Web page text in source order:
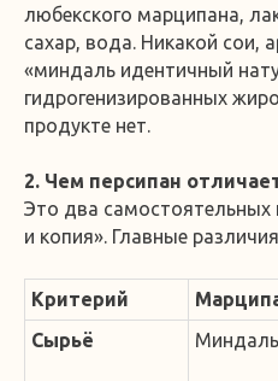
любекского марципана,
сахар, вода. Никакой сои,
«миндаль идентичный
гидрогенизированных
продукте нет.
2. Чем персипан
Это два самостоятельных
и копия». Главные
Критерий
Сырьё
Миндаль